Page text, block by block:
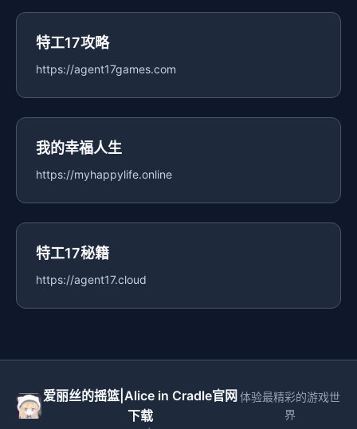
特工17攻略
https://agent17games.com
我的幸福人生
https://myhappylife.online
特工17秘籍
https://agent17.cloud
爱丽丝的摇篮|Alice in Cradle官网
下载
体验最精彩的游戏世
界